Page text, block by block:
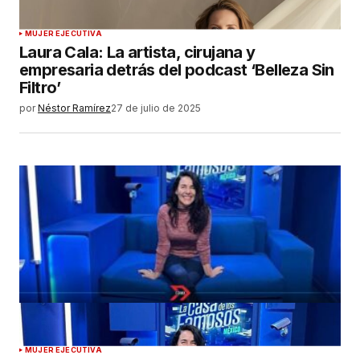
MUJER EJECUTIVA
Laura Cala: La artista, cirujana y
empresaria detrás del podcast ‘Belleza Sin
Filtro’
por Néstor Ramírez27 de julio de 2025
MUJER EJECUTIVA